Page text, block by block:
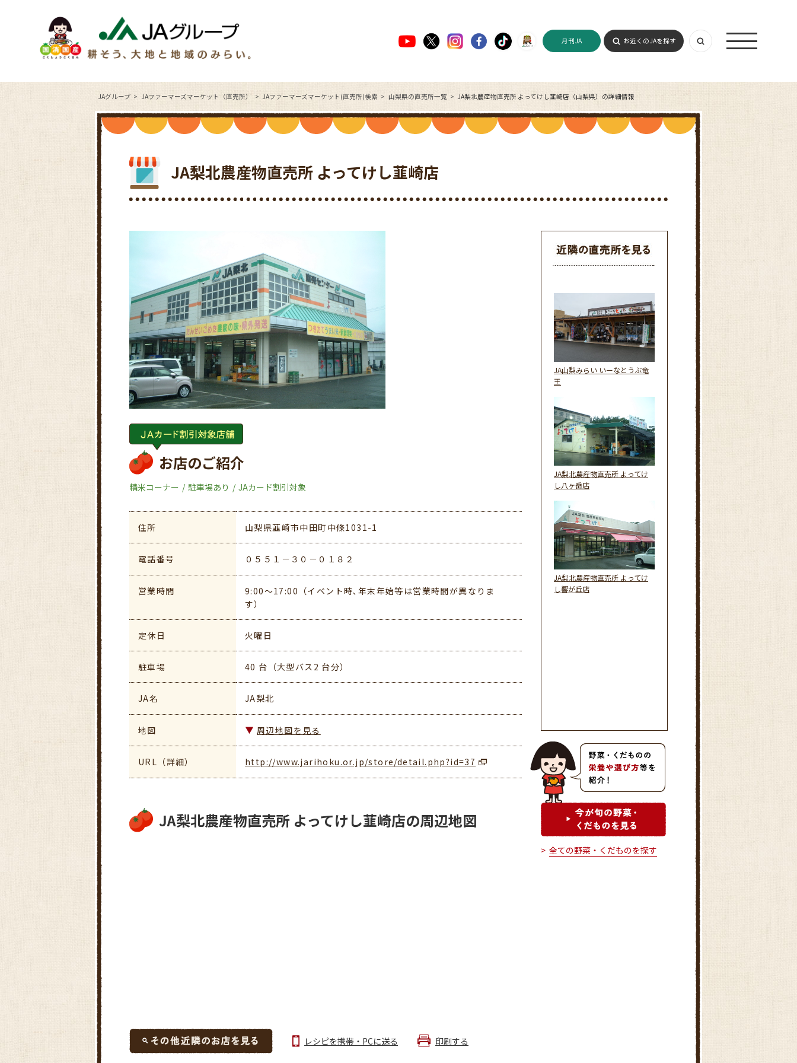
月刊JA お近くのJAを探す
JAグループ JAファーマーズマーケット（直売所） JAファーマーズマーケット(直売所)検索 山梨県の直売所一覧 JA梨北農産物直売所 よってけし韮崎店（山梨県）の詳細情報
JA梨北農産物直売所 よってけし韮崎店
お店のご紹介
精米コーナー 駐車場あり JAカード割引対象
住所 山梨県韮崎市中田町中條1031-1
電話番号 ０５５１－３０－０１８２
営業時間
9:00～17:00（イベント時､年末年始等は営業時間が異なりま
す）
定休日 火曜日
駐車場 40 台（大型バス2 台分）
JA名 JA梨北
地図 周辺地図を見る
URL（詳細） http://www.jarihoku.or.jp/store/detail.php?id=37
JA梨北農産物直売所 よってけし韮崎店の周辺地図
レシピを携帯・PCに送る 印刷する
JA山梨みらい いーなとうぶ竜
王
JA梨北農産物直売所 よってけ
し八ヶ岳店
JA梨北農産物直売所 よってけ
し響が丘店
全ての野菜・くだものを探す